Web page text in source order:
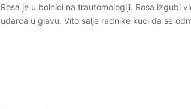
Rosa je u bolnici na trautomologiji. Rosa izgubi
udarca u glavu. Vito salje radnike kuci da se